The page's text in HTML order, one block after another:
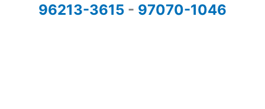
96213-3615 - 97070-1046